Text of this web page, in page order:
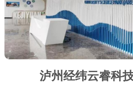
泸州经纬云睿科